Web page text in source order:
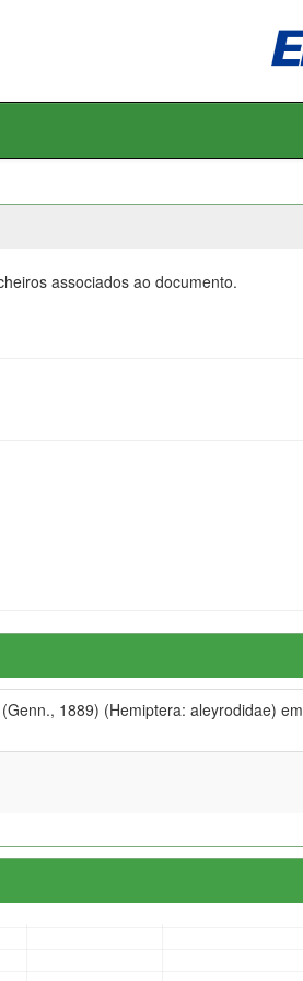
associados ao documento.
1889) (Hemiptera: aleyrodidae) em